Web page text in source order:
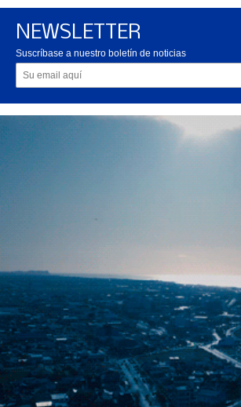
NEWSLETTER
Suscríbase a nuestro boletín de noticias